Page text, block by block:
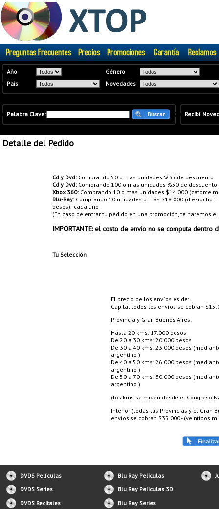
� Año
Género
� Pais Novedades
� Palabra Clave: � � Recibí
Detalle del Pedido
Cd y Dvd: Comprando 50 o mas unidades %35 de descuento
Cd y Dvd: Comprando 100 o mas unidades %50 de descuento
Xbox 360: Comprando 10 o mas unidades $14.000 (catorce
Blu-Ray: Comprando 10 unidades o mas $18.000 (diesiocho
pesos).- cada uno
(En caso de entrar tu pedido en una promoción, te haremos
IMPORTANTE: el costo de envío no se computa
Tu Selección
El precio de los envíos es de:
Capital todos los envíos se cobran
Provincia y Gran Buenos Aires:
Hasta 20 kms: 17.000 pesos
De 20 a 30 kms: 20.000 pesos
De 30 a 40 kms: 23.000 pesos
argentino )
De 40 a 50 kms: 26.000 pesos
argentino )
De 50 a 70 kms: 30.000 pesos
argentino )
(los kms se miden desde el Congreso
Interior (todas las Provincias y el Gran
envíos se cobran $35.000.- (veintidos
DVDS Películas
DVDS Series
DVDS Recitales
Blu Ray Peliculas
Blu Ray Peliculas 3D
Blu Ray Series